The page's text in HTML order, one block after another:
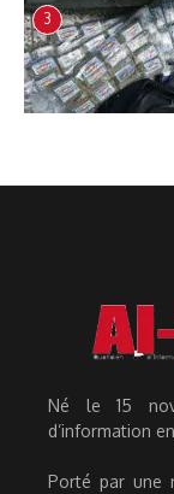
3
Né le 15
d’information
Porté par une